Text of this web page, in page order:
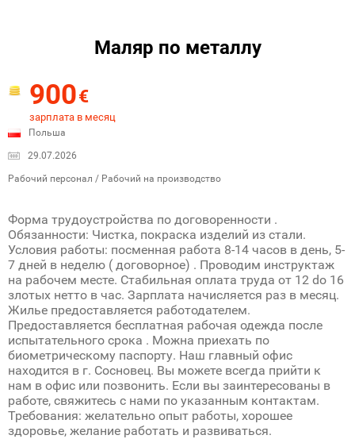
Маляр по металлу
900€
зарплата в месяц
Польша
29.07.2026
Рабочий персонал / Рабочий на производство
Форма трудоустройства по договоренности .
Обязанности: Чистка, покраска изделий из стали.
Условия работы: посменная работа 8-14 часов в день, 5-
7 дней в неделю ( договорное) . Проводим инструктаж
на рабочем месте. Стабильная оплата труда от 12 do 16
злотых нетто в час. Зарплата начисляется раз в месяц.
Жилье предоставляется работодателем.
Предоставляется бесплатная рабочая одежда после
испытательного срока . Можна приехать по
биометрическому паспорту. Наш главный офис
находится в г. Сосновец. Вы можете всегда прийти к
нам в офис или позвонить. Если вы заинтересованы в
работе, свяжитесь с нами по указанным контактам.
Требования: желательно опыт работы, хорошее
здоровье, желание работать и развиваться.